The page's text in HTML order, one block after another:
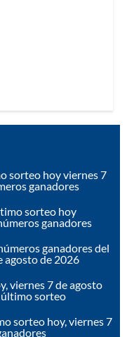
sorteo hoy viernes 7
ganadores
sorteo hoy
ganadores
ganadores del
agosto de 2026
viernes 7 de agosto
último sorteo
sorteo hoy, viernes 7